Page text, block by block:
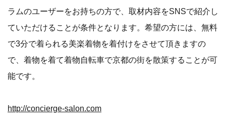
ラムのユーザーをお持ちの方で、取材内容をSNSで紹介し
ていただけることが条件となります。希望の方には、無料
で3分で着られる美楽着物を着付けをさせて頂きますの
で、着物を着て着物自転車で京都の街を散策することが可
能です。
http://concierge-salon.com